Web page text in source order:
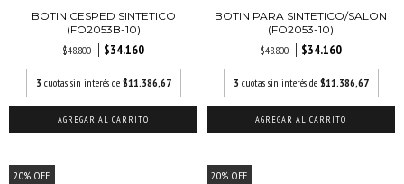
BOTIN CESPED SINTETICO
(FO2053B-10)
$48.800
$34.160
3 cuotas sin interés de $11.386,67
AGREGAR AL CARRITO
BOTIN PARA SINTETICO/SALON
(FO2053-10)
$48.800
$34.160
3 cuotas sin interés de $11.386,67
AGREGAR AL CARRITO
20% OFF 20% OFF